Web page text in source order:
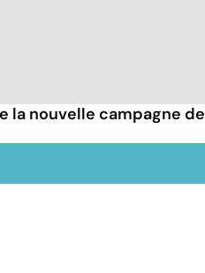
la nouvelle campagne de